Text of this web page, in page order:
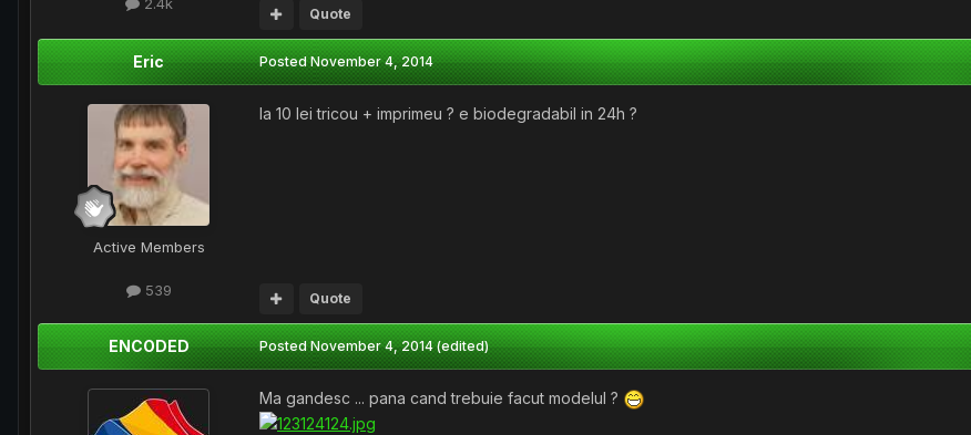
Quote
Eric
Active Members
539
PostedNovember 4, 2014
la 10 lei tricou + imprimeu ? e biodegradabil in 24h ?
Quote
ENCODED PostedNovember 4, 2014 (edited)
Ma gandesc ... pana cand trebuie facut modelul ?